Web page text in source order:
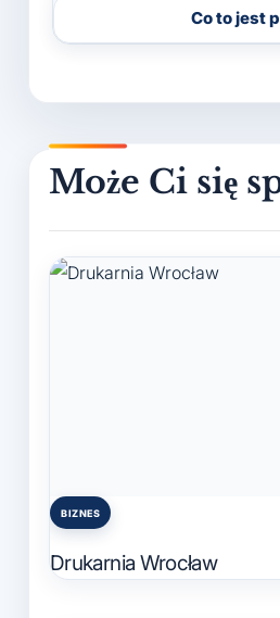
Co to jest
Posted
BIZNES
Drukarnia Wrocław